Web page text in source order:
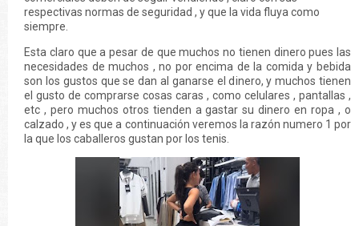
respectivas normas de seguridad , y que la vida fluya como
siempre.
Esta claro que a pesar de que muchos no tienen dinero pues las
necesidades de muchos , no por encima de la comida y bebida
son los gustos que se dan al ganarse el dinero, y muchos tienen
el gusto de comprarse cosas caras , como celulares , pantallas ,
etc , pero muchos otros tienden a gastar su dinero en ropa , o
calzado , y es que a continuación veremos la razón numero 1 por
la que los caballeros gustan por los tenis.